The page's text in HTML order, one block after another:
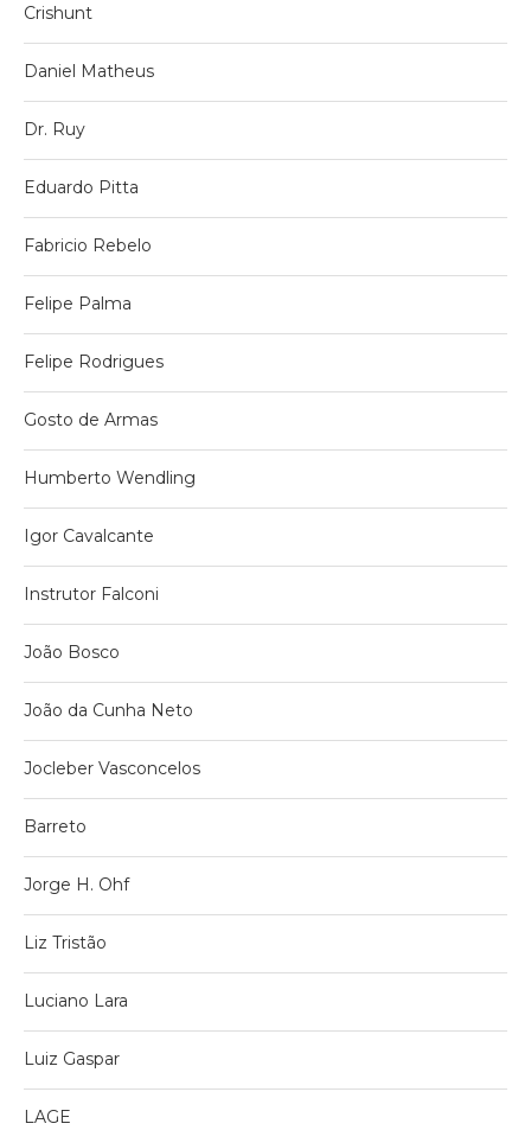
Crishunt
Daniel Matheus
Dr. Ruy
Eduardo Pitta
Fabricio Rebelo
Felipe Palma
Felipe Rodrigues
Gosto de Armas
Humberto Wendling
Igor Cavalcante
Instrutor Falconi
João Bosco
João da Cunha Neto
Jocleber Vasconcelos
Barreto
Jorge H. Ohf
Liz Tristão
Luciano Lara
Luiz Gaspar
LAGE